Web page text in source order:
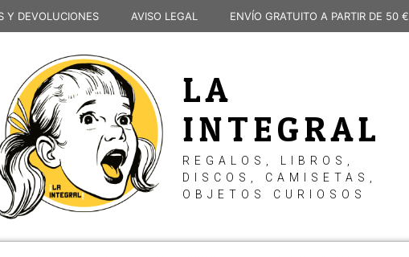
Y DEVOLUCIONES AVISO LEGAL ENVÍO GRATUITO A PARTIR DE 50 €
LA
INTEGRAL
REGALOS, LIBROS,
DISCOS, CAMISETAS,
OBJETOS CURIOSOS